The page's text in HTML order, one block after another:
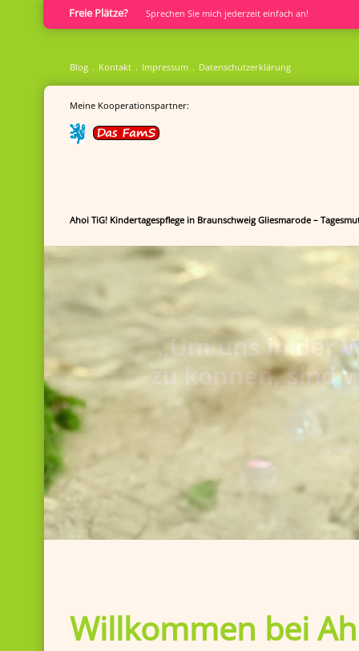
Freie Plätze? Sprech­en Sie mich jederzeit einfach an!
Blog Kontakt Impressum Datenschutzerklärung
Meine Kooperationspartner:
Ahoi TiG! Kindertagespflege in Braunschweig Gliesmarode –
Willkommen bei